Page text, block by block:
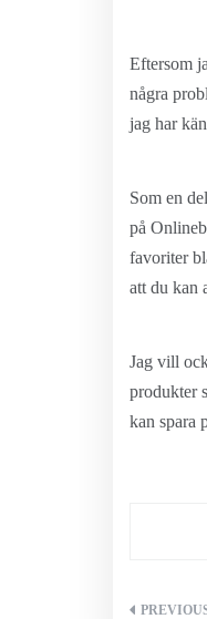
Eftersom
några
jag har
Som en
på
favoriter
att du kan
Jag vill
produkter
kan spara